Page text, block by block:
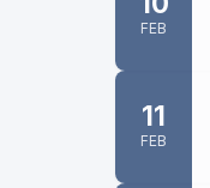
FEB
11
FEB